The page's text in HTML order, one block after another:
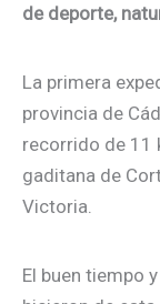
de deporte,
La primera
provincia de
recorrido de 11
gaditana de
Victoria.
El buen tiempo